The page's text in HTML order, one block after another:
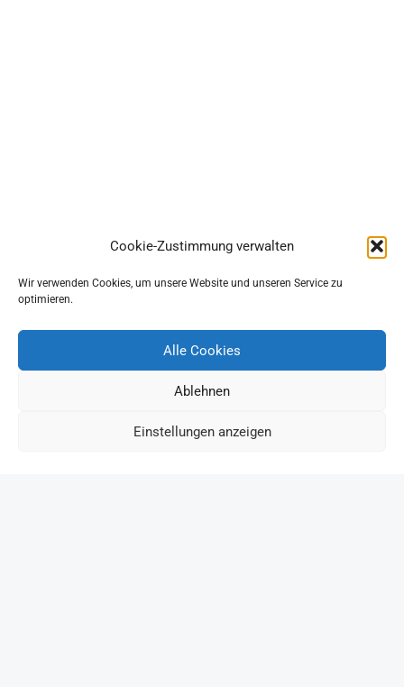
Cookie-Zustimmung verwalten
Wir verwenden Cookies, um unsere Website und unseren Service zu
optimieren.
Alle Cookies
Ablehnen
Einstellungen anzeigen